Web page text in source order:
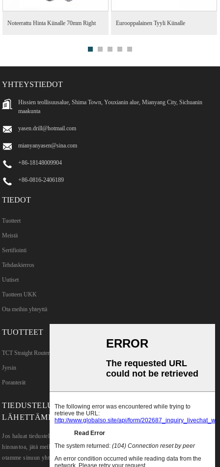
Noteerattu Hinta Kiinalle 70mm Right
Eurooppalainen Tyyli Kiinalle
YHTEYSTIEDOT
Hissien teollisuusalue, Shima Town, Youxianin alue, Mianyang City, Sichuanin
maakunta
yasen.drill@hotmail.com
mianyanyasen@sina.com
+86-18148009904
+86-0816-2406189
TIEDOT
Tuotteet
Meistä
Sertifiointi
Tehdaskierros
Uutiset
Tuotteen UKK
Ota meihin yhteyttä
TUOTTEET
TCT Straight Router Bits
Jyrsin
Poranterät
TIEDUSTELUJEN
LÄHETTÄMINEN
Jos haluat tiedustella tuotteitamme tai
hinnastoa, jätä meille sähköpostiosoitteesi, niin
otamme sinuun yhteyttä 24 tunnin sisällä.